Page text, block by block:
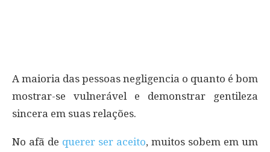
A maioria das pessoas negligencia o quanto é bom
mostrar-se vulnerável e demonstrar gentileza
sincera em suas relações.
No afã de querer ser aceito, muitos sobem em um